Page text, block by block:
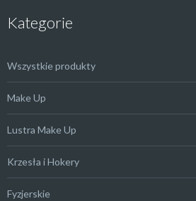
Kategorie
Wszystkie produkty
Make Up
Lustra Make Up
Krzesła i Hokery
Fyzjerskie